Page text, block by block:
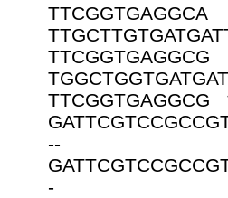
--
-